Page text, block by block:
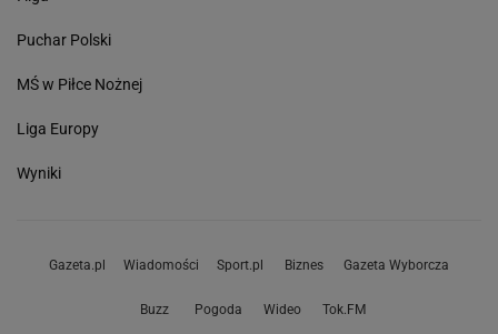
Puchar Polski
MŚ w Piłce Nożnej
Liga Europy
Wyniki
Gazeta.pl Wiadomości Sport.pl Biznes Gazeta Wyborcza
Buzz Pogoda Wideo Tok.FM